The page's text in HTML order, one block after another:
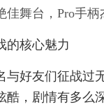
佳舞台，Pro手
的核心魅力
与好友们征战过
酷，剧情有多么